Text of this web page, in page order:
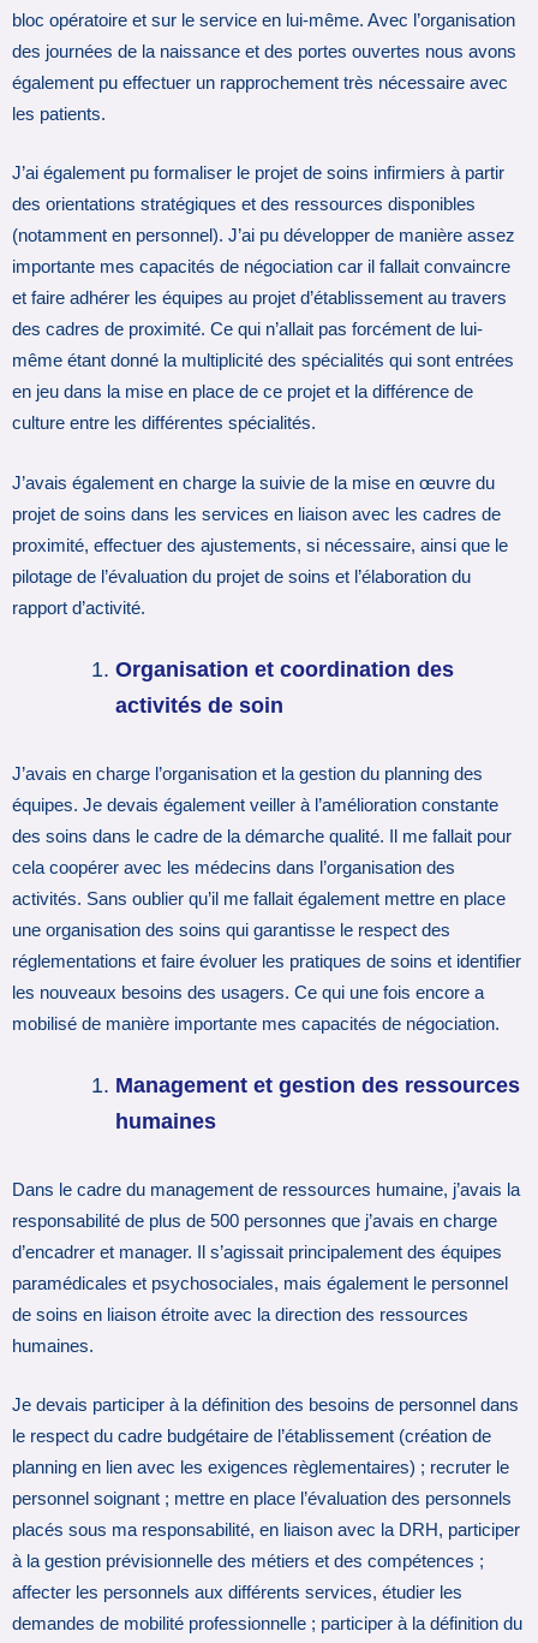
bloc opératoire et sur le service en lui-même. Avec l’organisation
des journées de la naissance et des portes ouvertes nous avons
également pu effectuer un rapprochement très nécessaire avec
les patients.
J’ai également pu formaliser le projet de soins infirmiers à partir
des orientations stratégiques et des ressources disponibles
(notamment en personnel). J’ai pu développer de manière assez
importante mes capacités de négociation car il fallait convaincre
et faire adhérer les équipes au projet d’établissement au travers
des cadres de proximité. Ce qui n’allait pas forcément de lui-
même étant donné la multiplicité des spécialités qui sont entrées
en jeu dans la mise en place de ce projet et la différence de
culture entre les différentes spécialités.
J’avais également en charge la suivie de la mise en œuvre du
projet de soins dans les services en liaison avec les cadres de
proximité, effectuer des ajustements, si nécessaire, ainsi que le
pilotage de l’évaluation du projet de soins et l’élaboration du
rapport d’activité.
Organisation et coordination des
activités de soin
J’avais en charge l’organisation et la gestion du planning des
équipes. Je devais également veiller à l’amélioration constante
des soins dans le cadre de la démarche qualité. Il me fallait pour
cela coopérer avec les médecins dans l’organisation des
activités. Sans oublier qu’il me fallait également mettre en place
une organisation des soins qui garantisse le respect des
réglementations et faire évoluer les pratiques de soins et identifier
les nouveaux besoins des usagers. Ce qui une fois encore a
mobilisé de manière importante mes capacités de négociation.
Management et gestion des ressources
humaines
Dans le cadre du management de ressources humaine, j’avais la
responsabilité de plus de 500 personnes que j’avais en charge
d’encadrer et manager. Il s’agissait principalement des équipes
paramédicales et psychosociales, mais également le personnel
de soins en liaison étroite avec la direction des ressources
humaines.
Je devais participer à la définition des besoins de personnel dans
le respect du cadre budgétaire de l’établissement (création de
planning en lien avec les exigences règlementaires) ; recruter le
personnel soignant ; mettre en place l’évaluation des personnels
placés sous ma responsabilité, en liaison avec la DRH, participer
à la gestion prévisionnelle des métiers et des compétences ;
affecter les personnels aux différents services, étudier les
demandes de mobilité professionnelle ; participer à la définition du